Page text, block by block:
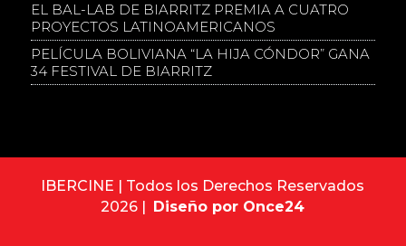
EL BAL-LAB DE BIARRITZ PREMIA A CUATRO
PROYECTOS LATINOAMERICANOS
PELÍCULA BOLIVIANA “LA HIJA CÓNDOR” GANA
34 FESTIVAL DE BIARRITZ
IBERCINE | Todos los Derechos Reservados
2026 | Diseño por Once24